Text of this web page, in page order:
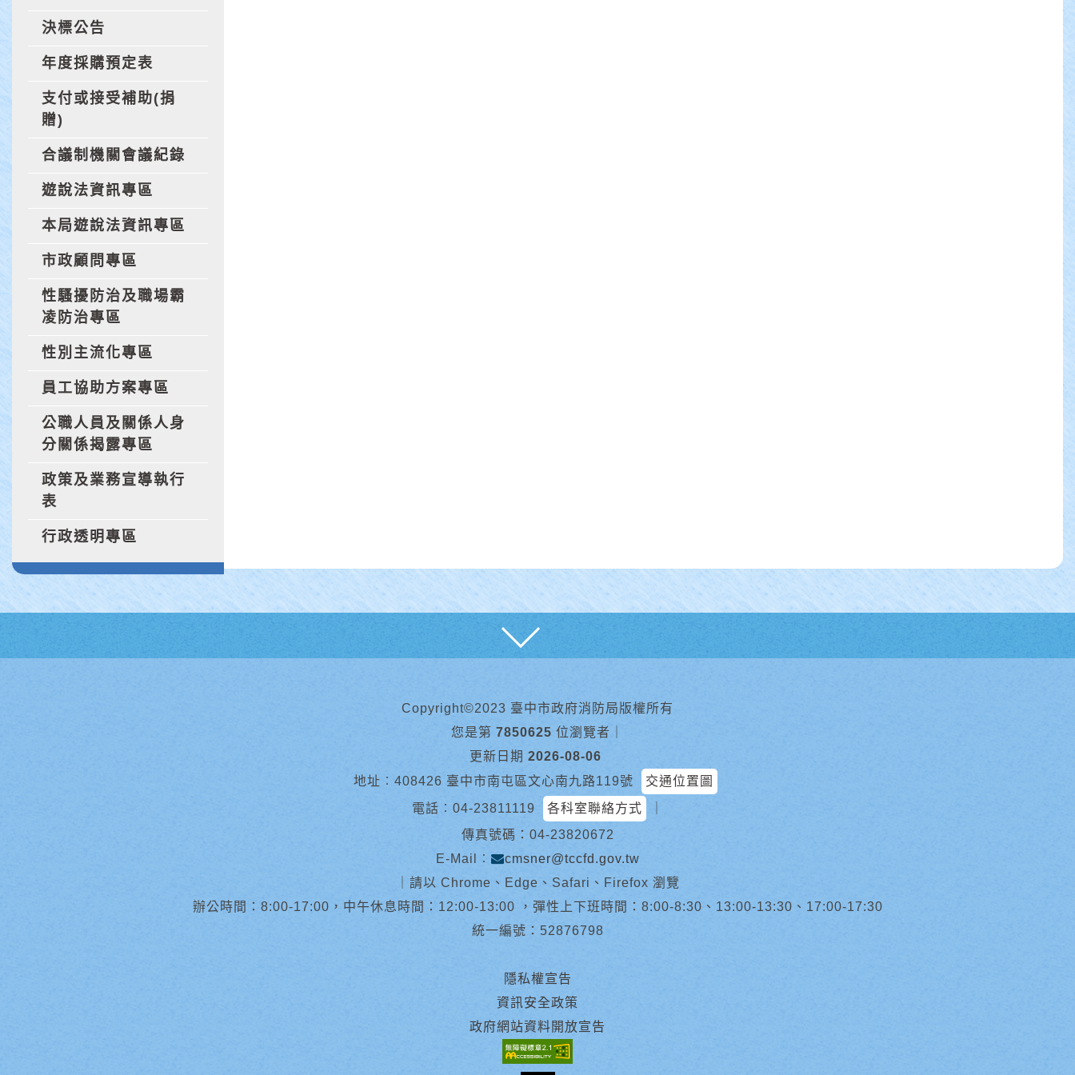
決標公告
年度採購預定表
支付或接受補助(捐
贈)
合議制機關會議紀錄
遊說法資訊專區
本局遊說法資訊專區
市政顧問專區
性騷擾防治及職場霸
凌防治專區
性別主流化專區
員工協助方案專區
公職人員及關係人身
分關係揭露專區
政策及業務宣導執行
表
行政透明專區
Copyright©2023 臺中市政府消防局版權所有
您是第 7850625 位瀏覽者
更新日期 2026-08-06
地址︰408426 臺中市南屯區文心南九路119號
交通位置圖
電話︰ 04-23811119 各科室聯絡方式
傳真號碼：04-23820672
E-Mail︰
cmsner@tccfd.gov.tw
請以 Chrome、Edge、Safari、Firefox 瀏覽
辦公時間：8:00-17:00，中午休息時間：12:00-13:00 ，彈性上下班時間：8:00-8:30、13:00-13:30、17:00-17:30
統一編號：52876798
隱私權宣告
資訊安全政策
政府網站資料開放宣告